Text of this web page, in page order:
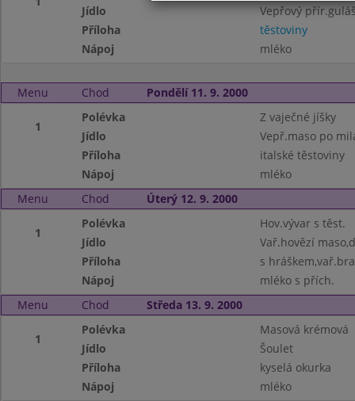
Jídlo
Vepřový
Příloha
těstoviny
Nápoj
mléko
Menu Chod Pondělí 11. 9. 2000
1
Polévka
Z vaječné jíšky
Jídlo
Vepř.maso po
Příloha
italské těstoviny
Nápoj
mléko
Menu
Chod Úterý 12. 9. 2000
1
Polévka
Hov.vývar s těst.
Jídlo
Vař.hovězí
Příloha
s
Nápoj
mléko s přích.
Menu
Chod Středa 13. 9. 2000
1
Polévka
Masová krémová
Jídlo
Šoulet
Příloha
kyselá okurka
Nápoj
mléko